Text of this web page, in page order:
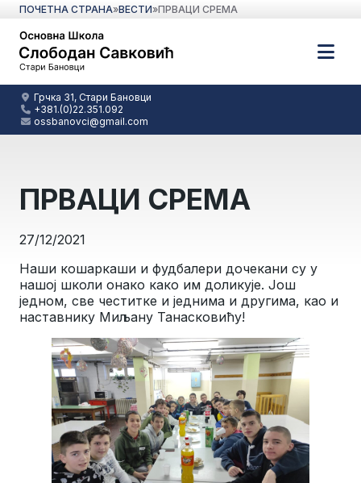
ПОЧЕТНА СТРАНА»ВЕСТИ»ПРВАЦИ СРЕМА
Грчка 31, Стари Бановци
+381.(0)22.351.092
ossbanovci@gmail.com
ПРВАЦИ СРЕМА
27/12/2021
Наши кошаркаши и фудбалери дочекани су у
нашој школи онако како им доликује. Још
једном, све честитке и једнима и другима, као и
наставнику Миљану Танасковићу!